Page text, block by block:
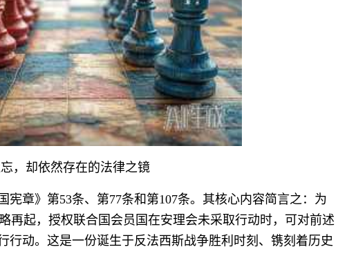
，却依然存在的法律之镜
宪章》第53条、第77条和第107条。其核心内容简言之：为
再起，授权联合国会员国在安理会未采取行动时，可对前述
行动。这是一份诞生于反法西斯战争胜利时刻、镌刻着历史